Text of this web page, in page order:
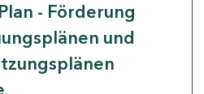
- Förderung
und